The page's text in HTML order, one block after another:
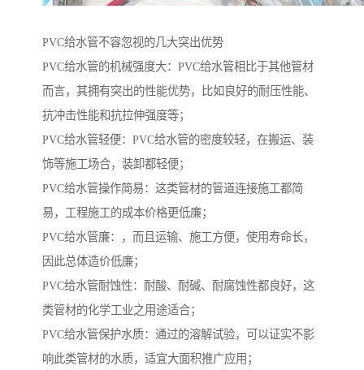
PVC给水管不容忽视的几大突出优势
PVC给水管的机械强度大：PVC给水管相比于其他管材
而言，其拥有突出的性能优势，比如良好的耐压性能、
抗冲击性能和抗拉伸强度等；
PVC给水管轻便：PVC给水管的密度较轻，在搬运、装
饰等施工场合，装卸都轻便；
PVC给水管操作简易：这类管材的管道连接施工都简
易，工程施工的成本价格更低廉；
PVC给水管廉：，而且运输、施工方便，使用寿命长，
因此总体造价低廉；
PVC给水管耐蚀性：耐酸、耐碱、耐腐蚀性都良好，这
类管材的化学工业之用途适合；
PVC给水管保护水质：通过的溶解试验，可以证实不影
响此类管材的水质，适宜大面积推广应用；